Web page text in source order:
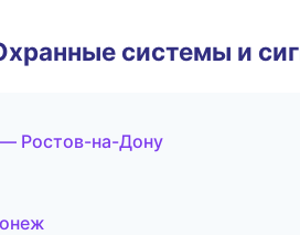
системы и
Ростов-на-Дону